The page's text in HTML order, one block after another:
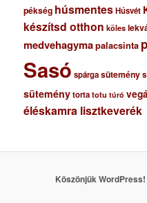
pékség húsmentesHúsvét
készítsd otthon köles
medvehagymapalacsinta
Sasó spárgasütemény
süteménytorta totu túró
éléskamra lisztkeverék
Köszönjük WordPress!